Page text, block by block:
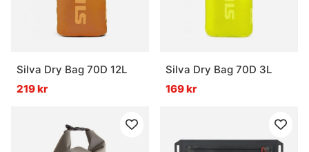
Silva Dry Bag 70D 12L
219 kr
Silva Dry Bag 70D 3L
169 kr